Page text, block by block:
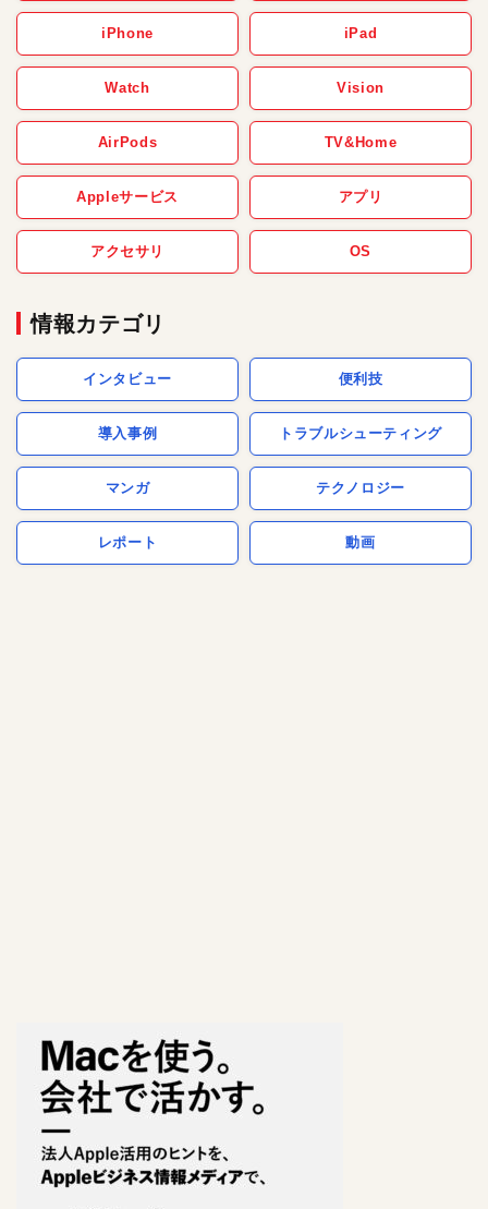
iPhone iPad
Watch Vision
AirPods TV&Home
Appleサービス アプリ
アクセサリ OS
情報カテゴリ
インタビュー 便利技
導入事例 トラブルシューティング
マンガ テクノロジー
レポート 動画